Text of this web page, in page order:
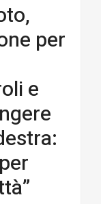
per
e